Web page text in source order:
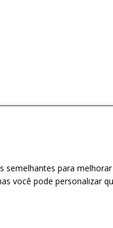
semelhantes para
você pode personalizar